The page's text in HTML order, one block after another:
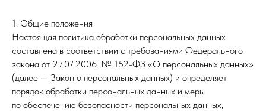
1. Общие положения
Настоящая политика обработки персональных данных
составлена в соответствии с требованиями Федерального
закона от 27.07.2006. № 152-ФЗ «О персональных данных»
(далее — Закон о персональных данных) и определяет
порядок обработки персональных данных и меры
по обеспечению безопасности персональных данных,